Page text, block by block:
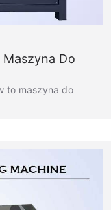
Maszyna Do
to maszyna do